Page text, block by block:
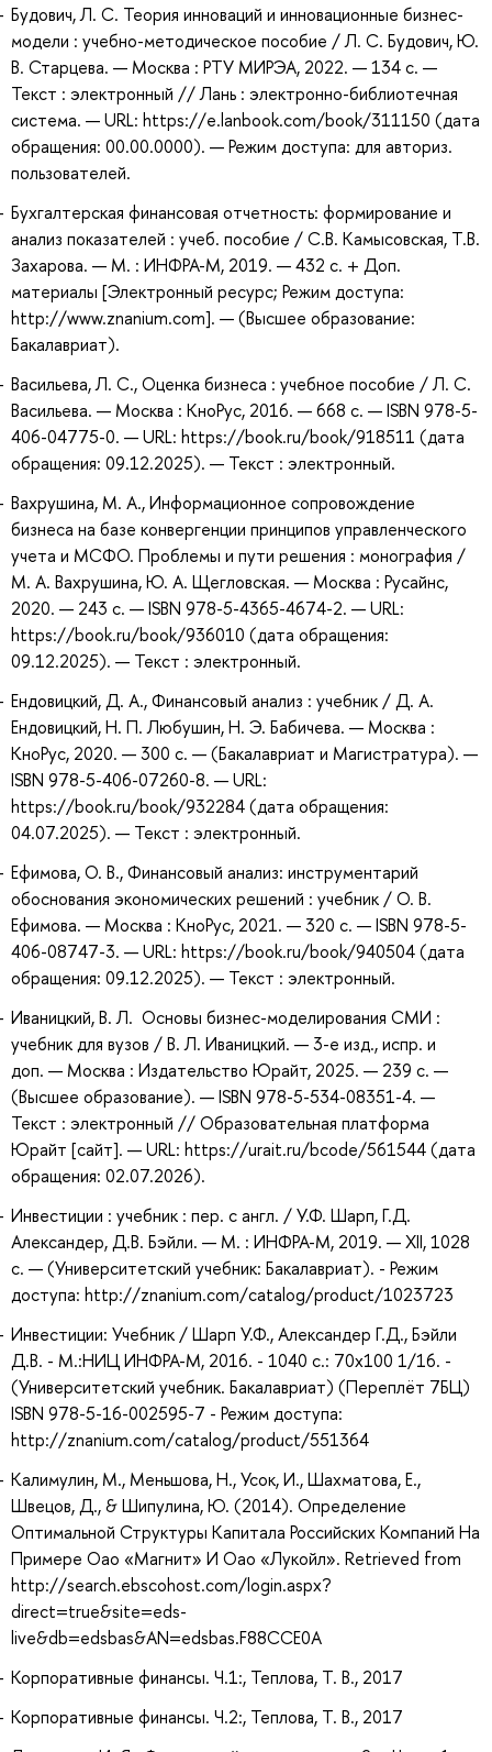
Будович, Л. С. Теория инноваций и инновационные бизнес-
модели : учебно-методическое пособие / Л. С. Будович, Ю.
В. Старцева. — Москва : РТУ МИРЭА, 2022. — 134 с. —
Текст : электронный // Лань : электронно-библиотечная
система. — URL: https://e.lanbook.com/book/311150 (дата
обращения: 00.00.0000). — Режим доступа: для авториз.
пользователей.
Бухгалтерская финансовая отчетность: формирование и
анализ показателей : учеб. пособие / С.В. Камысовская, Т.В.
Захарова. — М. : ИНФРА-М, 2019. — 432 с. + Доп.
материалы [Электронный ресурс; Режим доступа:
http://www.znanium.com]. — (Высшее образование:
Бакалавриат).
Васильева, Л. С., Оценка бизнеса : учебное пособие / Л. С.
Васильева. — Москва : КноРус, 2016. — 668 с. — ISBN 978-5-
406-04775-0. — URL: https://book.ru/book/918511 (дата
обращения: 09.12.2025). — Текст : электронный.
Вахрушина, М. А., Информационное сопровождение
бизнеса на базе конвергенции принципов управленческого
учета и МСФО. Проблемы и пути решения : монография /
М. А. Вахрушина, Ю. А. Щегловская. — Москва : Русайнс,
2020. — 243 с. — ISBN 978-5-4365-4674-2. — URL:
https://book.ru/book/936010 (дата обращения:
09.12.2025). — Текст : электронный.
Ендовицкий, Д. А., Финансовый анализ : учебник / Д. А.
Ендовицкий, Н. П. Любушин, Н. Э. Бабичева. — Москва :
КноРус, 2020. — 300 с. — (Бакалавриат и Магистратура). —
ISBN 978-5-406-07260-8. — URL:
https://book.ru/book/932284 (дата обращения:
04.07.2025). — Текст : электронный.
Ефимова, О. В., Финансовый анализ: инструментарий
обоснования экономических решений : учебник / О. В.
Ефимова. — Москва : КноРус, 2021. — 320 с. — ISBN 978-5-
406-08747-3. — URL: https://book.ru/book/940504 (дата
обращения: 09.12.2025). — Текст : электронный.
Иваницкий, В. Л. Основы бизнес-моделирования СМИ :
учебник для вузов / В. Л. Иваницкий. — 3-е изд., испр. и
доп. — Москва : Издательство Юрайт, 2025. — 239 с. —
(Высшее образование). — ISBN 978-5-534-08351-4. —
Текст : электронный // Образовательная платформа
Юрайт [сайт]. — URL: https://urait.ru/bcode/561544 (дата
обращения: 02.07.2026).
Инвестиции : учебник : пер. с англ. / У.Ф. Шарп, Г.Д.
Александер, Д.В. Бэйли. — М. : ИНФРА-М, 2019. — XII, 1028
с. — (Университетский учебник: Бакалавриат). - Режим
доступа: http://znanium.com/catalog/product/1023723
Инвестиции: Учебник / Шарп У.Ф., Александер Г.Д., Бэйли
Д.В. - М.:НИЦ ИНФРА-М, 2016. - 1040 с.: 70x100 1/16. -
(Университетский учебник. Бакалавриат) (Переплёт 7БЦ)
ISBN 978-5-16-002595-7 - Режим доступа:
http://znanium.com/catalog/product/551364
Калимулин, М., Меньшова, Н., Усок, И., Шахматова, Е.,
Швецов, Д., & Шипулина, Ю. (2014). Определение
Оптимальной Структуры Капитала Российских Компаний На
Примере Оао «Магнит» И Оао «Лукойл». Retrieved from
http://search.ebscohost.com/login.aspx?
direct=true&site=eds-
live&db=edsbas&AN=edsbas.F88CCE0A
Корпоративные финансы. Ч.1:, Теплова, Т. В., 2017
Корпоративные финансы. Ч.2:, Теплова, Т. В., 2017